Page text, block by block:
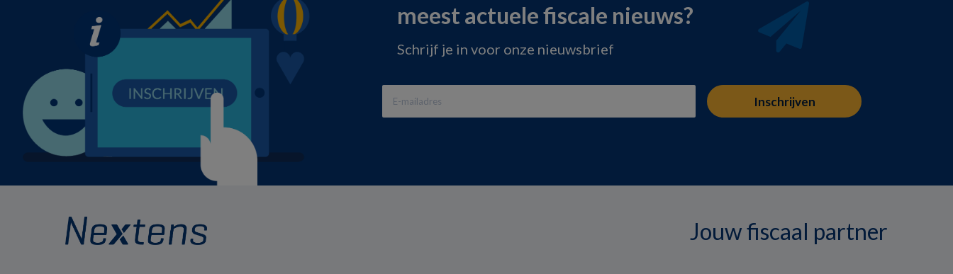
meest actuele fiscale nieuws?
Schrijf je in voor onze nieuwsbrief
Jouw fiscaal partner